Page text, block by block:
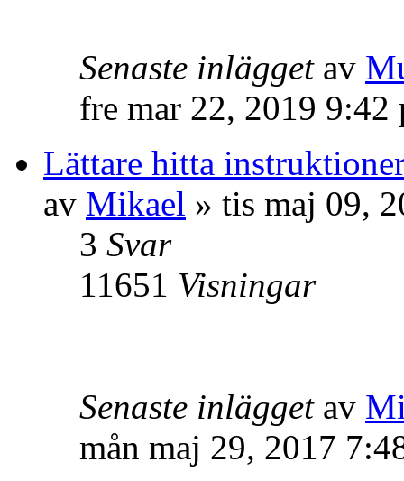
Senaste inlägget av
fre mar 22, 2019 9:42
Lättare hitta
av Mikael » tis maj 09,
3 Svar
11651 Visningar
Senaste inlägget av
mån maj 29, 2017